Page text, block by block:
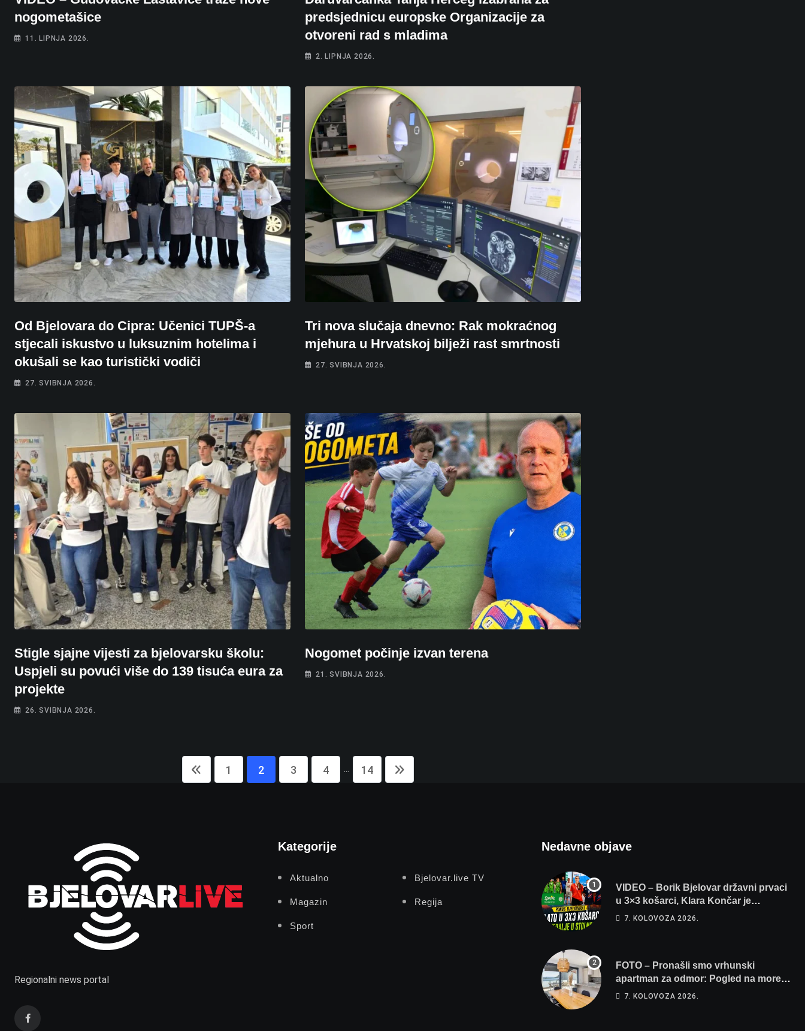
nogometašice
11. LIPNJA 2026.
predsjednicu europske Organizacije za
otvoreni rad s mladima
2. LIPNJA 2026.
Od Bjelovara do Cipra: Učenici TUPŠ-a
stjecali iskustvo u luksuznim hotelima i
okušali se kao turistički vodiči
27. SVIBNJA 2026.
Tri nova slučaja dnevno: Rak mokraćnog
mjehura u Hrvatskoj bilježi rast smrtnosti
27. SVIBNJA 2026.
Stigle sjajne vijesti za bjelovarsku školu:
Uspjeli su povući više do 139 tisuća eura za
projekte
26. SVIBNJA 2026.
Nogomet počinje izvan terena
21. SVIBNJA 2026.
1 2 3 4 ... 14
Regionalni news portal
Kategorije
Aktualno Bjelovar.live TV
Magazin Regija
Sport
Nedavne objave
VIDEO – Borik Bjelovar državni prvaci
u 3×3 košarci, Klara Končar je
prvakinja Hrvatske u stolnom tenisu!
7. KOLOVOZA 2026.
FOTO – Pronašli smo vrhunski
apartman za odmor: Pogled na more,
tri spavaće sobe i terasa koja osvaja
7. KOLOVOZA 2026.